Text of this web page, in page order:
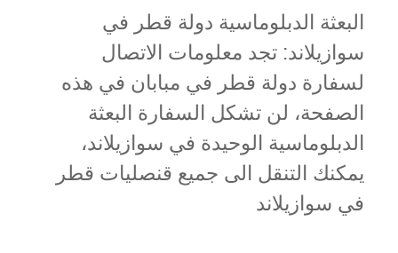
البعثة الدبلوماسية دولة قطر في
سوازيلاند: تجد معلومات الاتصال
لسفارة دولة قطر في مبابان في هذه
الصفحة، لن تشكل السفارة البعثة
الدبلوماسية الوحيدة في سوازيلاند،
يمكنك التنقل الى جميع قنصليات قطر
في سوازيلاند